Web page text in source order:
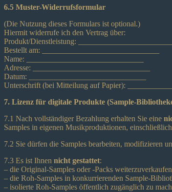
6.5 Muster-Widerrufsformular
(Die Nutzung dieses Formulars ist optional.)
Hiermit widerrufe ich den Vertrag über:
Produkt/Dienstleistung:
Bestellt am: ______________________________
Name: ______________________________
Adresse: ______________________________
Datum: ______________________________
Unterschrift (bei Mitteilung auf Papier):
7. Lizenz für digitale Produkte (Sample-
7.1 Nach vollständiger Bezahlung erhalten Sie eine
Samples in eigenen Musikproduktionen,
7.2 Sie dürfen die Samples bearbeiten, modifizieren
7.3 Es ist Ihnen nicht gestattet:
– die Original-Samples oder -Packs
– die Roh-Samples in konkurrierenden Sample-
– isolierte Roh-Samples öffentlich zugänglich zu